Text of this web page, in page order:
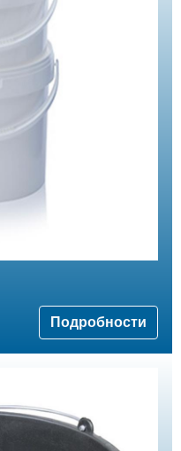
Подробности